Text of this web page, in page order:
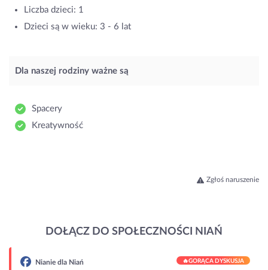
Liczba dzieci: 1
Dzieci są w wieku: 3 - 6 lat
Dla naszej rodziny ważne są
Spacery
Kreatywność
Zgłoś naruszenie
DOŁĄCZ DO SPOŁECZNOŚCI NIAŃ
Nianie dla Niań 🔥GORĄCA DYSKUSJA